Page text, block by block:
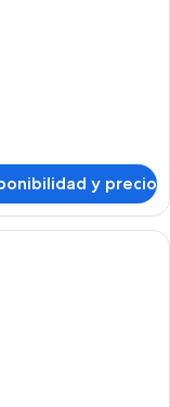
y precio
de hotel moderna